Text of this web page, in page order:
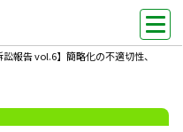
訟報告 vol.6】簡略化の不適切性、